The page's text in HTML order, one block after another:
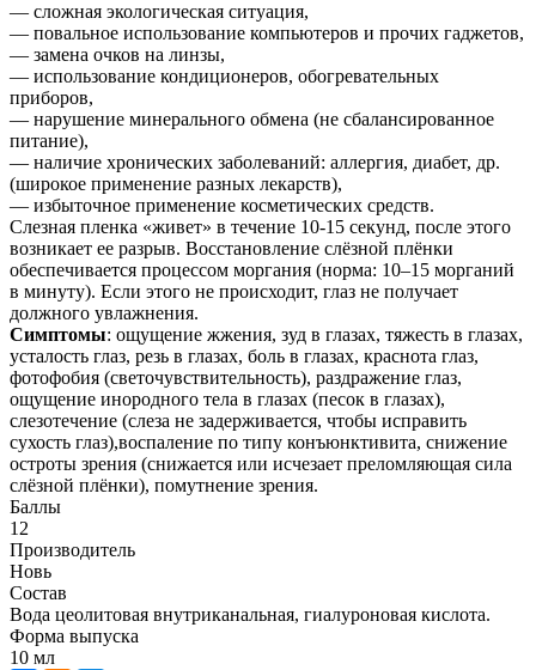
— сложная экологическая ситуация,
— повальное использование компьютеров и прочих гаджетов,
— замена очков на линзы,
— использование кондиционеров, обогревательных
приборов,
— нарушение минерального обмена (не сбалансированное
питание),
— наличие хронических заболеваний: аллергия, диабет, др.
(широкое применение разных лекарств),
— избыточное применение косметических средств.
Слезная пленка «живет» в течение 10-15 секунд, после этого
возникает ее разрыв. Восстановление слёзной плёнки
обеспечивается процессом моргания (норма: 10–15 морганий
в минуту). Если этого не происходит, глаз не получает
должного увлажнения.
Симптомы: ощущение жжения, зуд в глазах, тяжесть в глазах,
усталость глаз, резь в глазах, боль в глазах, краснота глаз,
фотофобия (светочувствительность), раздражение глаз,
ощущение инородного тела в глазах (песок в глазах),
слезотечение (слеза не задерживается, чтобы исправить
сухость глаз),воспаление по типу конъюнктивита, снижение
остроты зрения (снижается или исчезает преломляющая сила
слёзной плёнки), помутнение зрения.
Баллы
12
Производитель
Новь
Состав
Вода цеолитовая внутриканальная, гиалуроновая кислота.
Форма выпуска
10 мл